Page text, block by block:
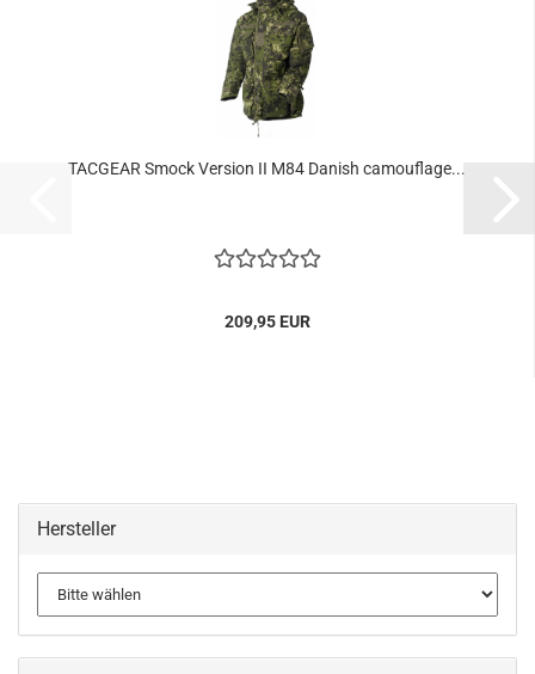
TACGEAR Smock Version II M84 Danish camouflage...
209,95 EUR
Hersteller